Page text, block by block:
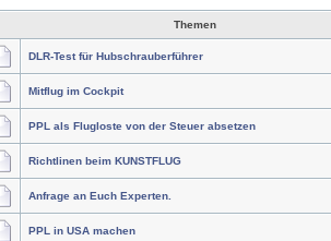
Themen
DLR-Test für Hubschrauberführer
Mitflug im Cockpit
PPL als Flugloste von der Steuer absetzen
Richtlinen beim KUNSTFLUG
Anfrage an Euch Experten.
PPL in USA machen